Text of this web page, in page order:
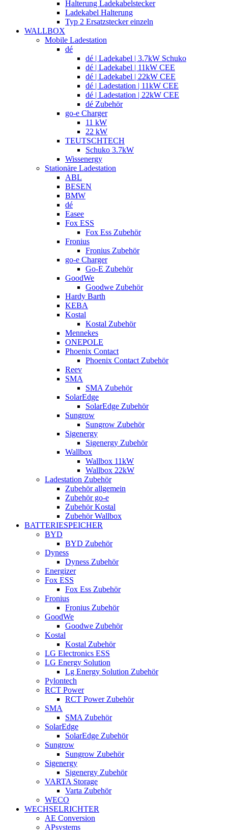
Halterung Ladekabelstecker
Ladekabel Halterung
Typ 2 Ersatzstecker einzeln
WALLBOX
Mobile Ladestation
dé
dé | Ladekabel | 3.7kW Schuko
dé | Ladekabel | 11kW CEE
dé | Ladekabel | 22kW CEE
dé | Ladestation | 11kW CEE
dé | Ladestation | 22kW CEE
dé Zubehör
go-e Charger
11 kW
22 kW
TEUTSCHTECH
Schuko 3.7kW
Wissenergy
Stationäre Ladestation
ABL
BESEN
BMW
dé
Easee
Fox ESS
Fox Ess Zubehör
Fronius
Fronius Zubehör
go-e Charger
Go-E Zubehör
GoodWe
Goodwe Zubehör
Hardy Barth
KEBA
Kostal
Kostal Zubehör
Mennekes
ONEPOLE
Phoenix Contact
Phoenix Contact Zubehör
Reev
SMA
SMA Zubehör
SolarEdge
SolarEdge Zubehör
Sungrow
Sungrow Zubehör
Sigenergy
Sigenergy Zubehör
Wallbox
Wallbox 11kW
Wallbox 22kW
Ladestation Zubehör
Zubehör allgemein
Zubehör go-e
Zubehör Kostal
Zubehör Wallbox
BATTERIESPEICHER
BYD
BYD Zubehör
Dyness
Dyness Zubehör
Energizer
Fox ESS
Fox Ess Zubehör
Fronius
Fronius Zubehör
GoodWe
Goodwe Zubehör
Kostal
Kostal Zubehör
LG Electronics ESS
LG Energy Solution
Lg Energy Solution Zubehör
Pylontech
RCT Power
RCT Power Zubehör
SMA
SMA Zubehör
SolarEdge
SolarEdge Zubehör
Sungrow
Sungrow Zubehör
Sigenergy
Sigenergy Zubehör
VARTA Storage
Varta Zubehör
WECO
WECHSELRICHTER
AE Conversion
APsystems